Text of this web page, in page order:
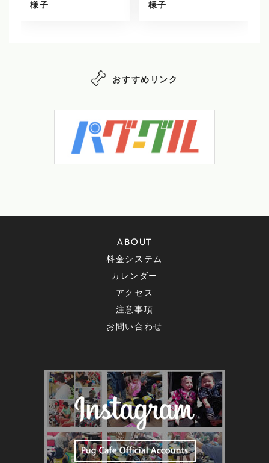
様子
様子
おすすめリンク
ABOUT
料金システム
カレンダー
アクセス
注意事項
お問い合わせ